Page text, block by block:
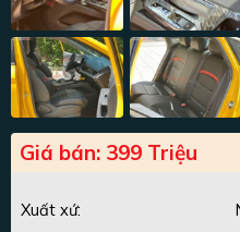
Giá bán: 399 Triệu
Xuất xứ: